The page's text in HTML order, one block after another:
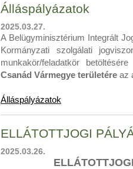
Álláspályázatok
2025.03.27.
A Belügyminisztérium Integrált
Kormányzati szolgálati
munkakör/feladatkör
Csanád Vármegye területére az
Álláspályázatok
ELLÁTOTTJOGI
2025.03.26.